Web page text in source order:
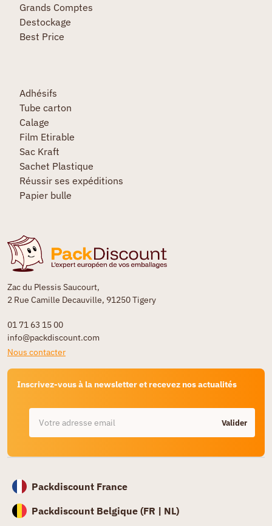
Zac du Plessis Saucourt,
2 Rue Camille Decauville, 91250 Tigery
01 71 63 15 00
info@packdiscount.com
Nous contacter
Inscrivez-vous à la newsletter et recevez nos actualités
Valider
Grands Comptes
Destockage
Best Price
Adhésifs
Tube carton
Calage
Film Etirable
Sac Kraft
Sachet Plastique
Réussir ses expéditions
Papier bulle
Packdiscount France
Packdiscount Belgique (FR | NL)